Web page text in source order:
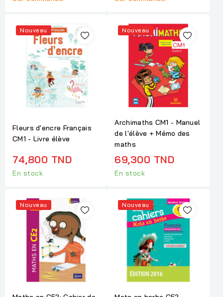
Nouveau
Fleurs d'encre Français
CM1 - Livre élève
74,800 TND
En stock
Nouveau
Archimaths CM1 - Manuel
de l'élève + Mémo des
maths
69,300 TND
En stock
Nouveau Nouveau